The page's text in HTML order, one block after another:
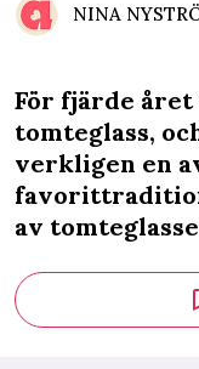
NINA
För fjärde året
tomteglass,
verkligen en
av